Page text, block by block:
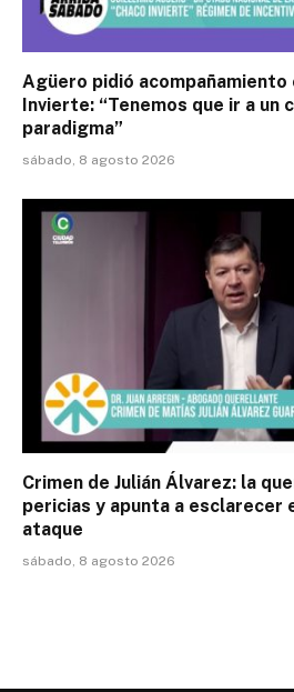
Agüero pidió acompañamiento
Invierte: “Tenemos que ir a un
paradigma”
sábado, 8 agosto 2026
Crimen de Julián Álvarez: la
pericias y apunta a esclarecer
ataque
sábado, 8 agosto 2026